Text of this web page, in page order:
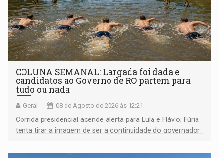
COLUNA SEMANAL: Largada foi dada e
candidatos ao Governo de RO partem para
tudo ou nada
Geral 08 de Agosto de 2026 às 12:21
Corrida presidencial acende alerta para Lula e Flávio; Fúria
tenta tirar a imagem de ser a continuidade do governador
não ter entrado no modo eleição; ABAV faz evento em